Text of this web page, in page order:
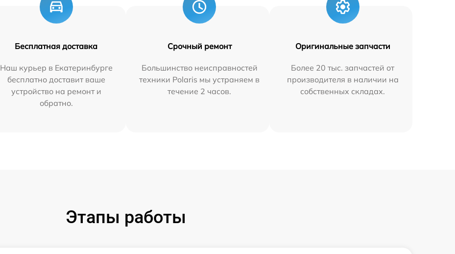
Бесплатная доставка
Наш курьер в Екатеринбурге
бесплатно доставит ваше
устройство на ремонт и
обратно.
Срочный ремонт
Большинство неисправностей
техники Polaris мы устраняем в
течение 2 часов.
Оригинальные запчасти
Более 20 тыс. запчастей от
производителя в наличии на
собственных складах.
Этапы работы